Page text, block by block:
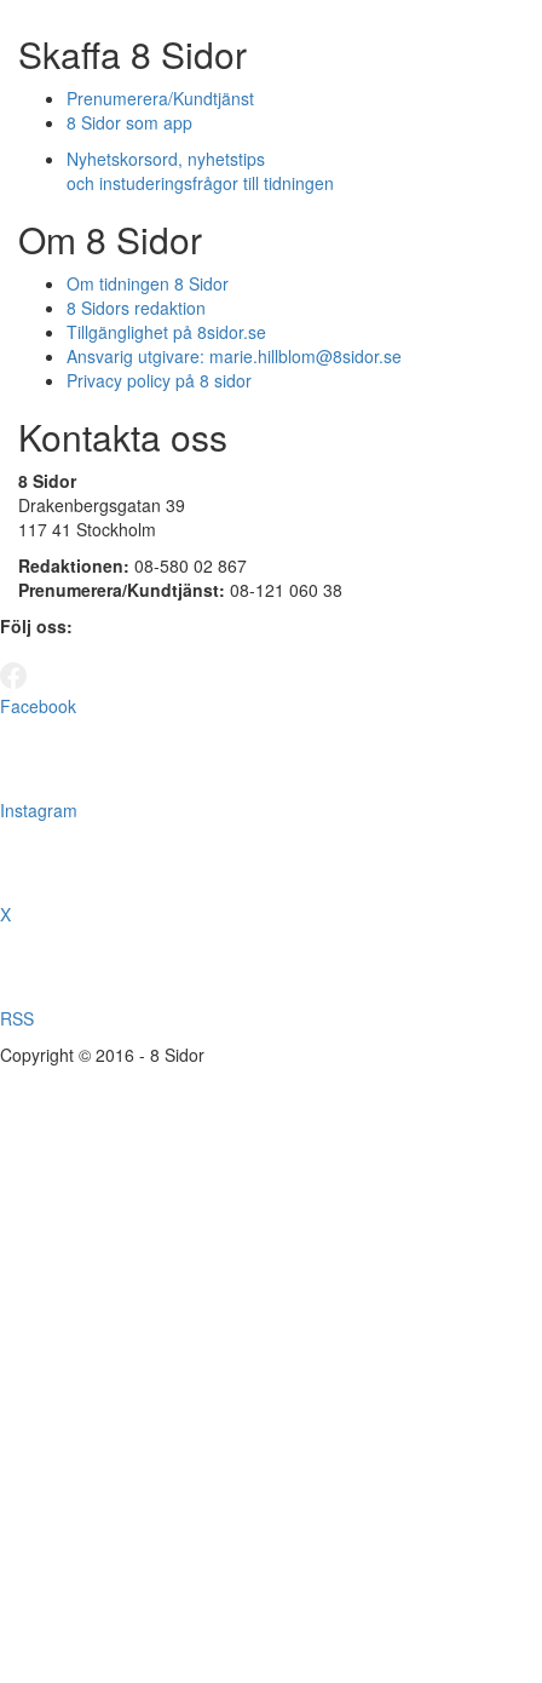
Skaffa 8 Sidor
Prenumerera/Kundtjänst
8 Sidor som app
Nyhetskorsord, nyhetstips
och instuderingsfrågor till tidningen
Om 8 Sidor
Om tidningen 8 Sidor
8 Sidors redaktion
Tillgänglighet på 8sidor.se
Ansvarig utgivare: marie.hillblom@8sidor.se
Privacy policy på 8 sidor
Kontakta oss
8 Sidor
Drakenbergsgatan 39
117 41 Stockholm
Redaktionen: 08-580 02 867
Prenumerera/Kundtjänst: 08-121 060 38
Följ oss:
Facebook
Instagram
X
RSS
Copyright © 2016 - 8 Sidor